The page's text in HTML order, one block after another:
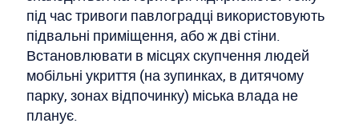
під час тривоги павлоградці використовують
підвальні приміщення, або ж дві стіни.
Встановлювати в місцях скупчення людей
мобільні укриття (на зупинках, в дитячому
парку, зонах відпочинку) міська влада не
планує.